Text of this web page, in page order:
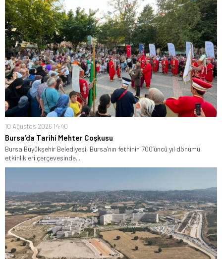
10 Ağustos 2026 14:40
Bursa’da Tarihi Mehter Coşkusu
Bursa Büyükşehir Belediyesi, Bursa’nın fethinin 700’üncü yıl dönümü
etkinlikleri çerçevesinde...